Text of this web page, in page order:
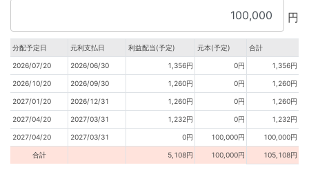
円
分配予定日 元利支払日 利益配当(予定) 元本(予定) 合計
2026/07/20 2026/06/30 1,356円 0円 1,356円
2026/10/20 2026/09/30 1,260円 0円 1,260円
2027/01/20 2026/12/31 1,260円 0円 1,260円
2027/04/20 2027/03/31 1,232円 0円 1,232円
2027/04/20 2027/03/31 0円 100,000円 100,000円
合計 5,108円 100,000円 105,108円